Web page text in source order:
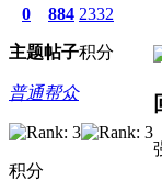
0
主题
884
帖子
2332
积分
普通帮众
积分